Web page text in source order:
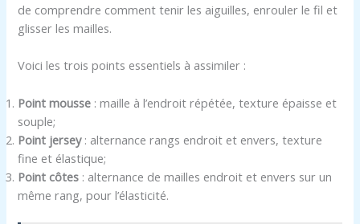
de comprendre comment tenir les aiguilles, enrouler le fil et
glisser les mailles.
Voici les trois points essentiels à assimiler :
Point mousse : maille à l’endroit répétée, texture épaisse et
souple;
Point jersey: alternance rangs endroit et envers, texture
fine et élastique;
Point côtes : alternance de mailles endroit et envers sur un
même rang, pour l’élasticité.